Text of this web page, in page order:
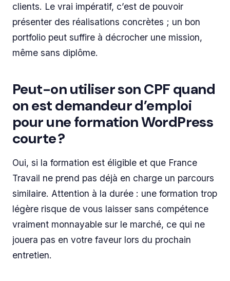
clients. Le vrai impératif, c’est de pouvoir
présenter des réalisations concrètes ; un bon
portfolio peut suffire à décrocher une mission,
même sans diplôme.
Peut-on utiliser son CPF quand
on est demandeur d’emploi
pour une formation WordPress
courte ?
Oui, si la formation est éligible et que France
Travail ne prend pas déjà en charge un parcours
similaire. Attention à la durée : une formation trop
légère risque de vous laisser sans compétence
vraiment monnayable sur le marché, ce qui ne
jouera pas en votre faveur lors du prochain
entretien.